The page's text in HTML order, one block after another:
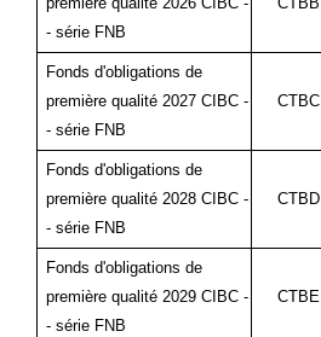
- série FNB
Fonds d'obligations de
première qualité 2027 CIBC -
- série FNB
CTBC
Fonds d'obligations de
première qualité 2028 CIBC -
- série FNB
CTBD
Fonds d'obligations de
première qualité 2029 CIBC -
- série FNB
CTBE